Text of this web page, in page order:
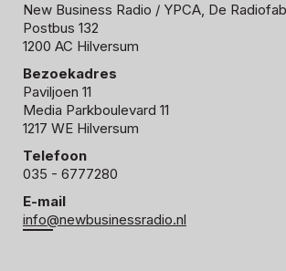
New Business Radio / YPCA, De
Postbus 132
1200 AC Hilversum
Bezoekadres
Paviljoen 11
Media Parkboulevard 11
1217 WE Hilversum
Telefoon
035 - 6777280
E-mail
info@newbusinessradio.nl